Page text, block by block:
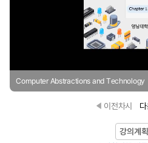
Computer Abstractions and Technology
이전차시
강의계